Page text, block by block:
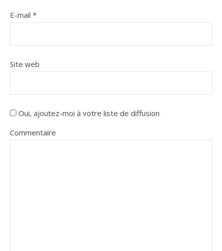
E-mail *
Site web
Oui, ajoutez-moi à votre liste de diffusion
Commentaire